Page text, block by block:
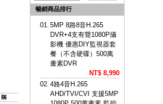
暢銷商品排行
01. 5MP 8路8音H.265
DVR+4支有聲1080P攝
影機 優惠DIY監視器套
餐（不含硬碟）500萬
畫素DVR
NT$ 8,990
02. 4路4音H.265
AHD/TVI/CVI 支援5MP